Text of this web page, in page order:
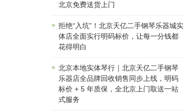
北京免费送货上门
拒绝“入坑”！北京天亿二手钢琴乐器城实
体店全面实行明码标价，让每一分钱都
花得明白
北京本地实体琴行｜北京天亿二手钢琴
乐器店全品牌回收销售同步上线，明码
标价 + 5 年质保，全北京上门取送一站
式服务